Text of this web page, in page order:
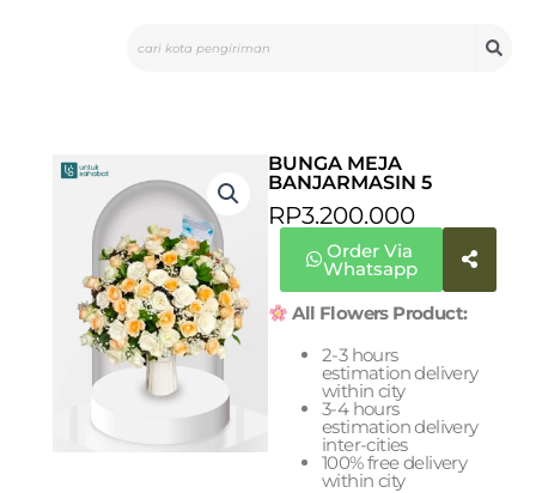
BUNGA MEJA
BANJARMASIN 5
RP3.200.000
Order Via
Whatsapp
All Flowers Product:
2-3 hours
estimation delivery
within city
3-4 hours
estimation delivery
inter-cities
100% free delivery
within city